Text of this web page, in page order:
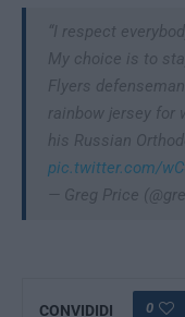
“I respect
My choice is to
Flyers
rainbow jersey for
his Russian
pic.twitter.com/
— Greg Price
CONVIDIDI 0